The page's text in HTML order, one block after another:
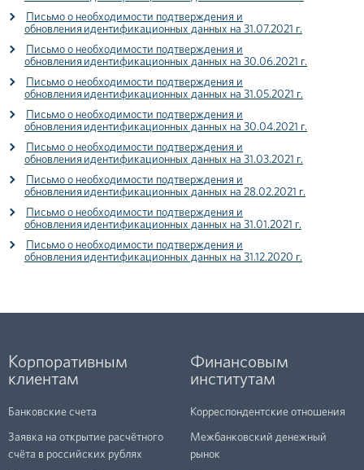
Письмо о необходимости подтверждения и
обновления идентификационных данных на 31.07.2021 г.
Письмо о необходимости подтверждения и
обновления идентификационных данных на 30.06.2021 г.
Письмо о необходимости подтверждения и
обновления идентификационных данных на 31.05.2021 г.
Письмо о необходимости подтверждения и
обновления идентификационных данных на 30.04.2021 г.
Письмо о необходимости подтверждения и
обновления идентификационных данных на 31.03.2021 г.
Письмо о необходимости подтверждения и
обновления идентификационных данных на 28.02.2021 г.
Письмо о необходимости подтверждения и
обновления идентификационных данных на 31.01.2021 г.
Письмо о необходимости подтверждения и
обновления идентификационных данных на 31.12.2020 г.
Корпоративным
клиентам
Банковские счета
Заявка на открытие расчётного
счёта в российских рублях
Финансовым
институтам
Корреспондентские отношения
Межбанковский денежный
рынок